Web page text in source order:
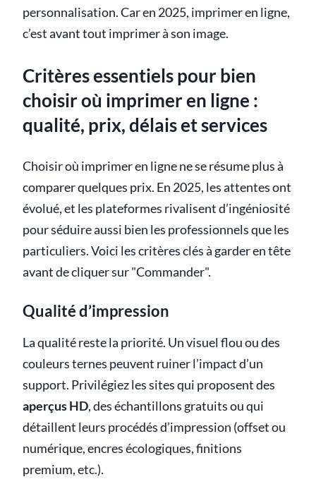
personnalisation. Car en 2025, imprimer en ligne,
c’est avant tout imprimer à son image.
Critères essentiels pour bien
choisir où imprimer en ligne :
qualité, prix, délais et services
Choisir où imprimer en ligne ne se résume plus à
comparer quelques prix. En 2025, les attentes ont
évolué, et les plateformes rivalisent d’ingéniosité
pour séduire aussi bien les professionnels que les
particuliers. Voici les critères clés à garder en tête
avant de cliquer sur "Commander".
Qualité d’impression
La qualité reste la priorité. Un visuel flou ou des
couleurs ternes peuvent ruiner l’impact d’un
support. Privilégiez les sites qui proposent des
aperçus HD, des échantillons gratuits ou qui
détaillent leurs procédés d’impression (offset ou
numérique, encres écologiques, finitions
premium, etc.).